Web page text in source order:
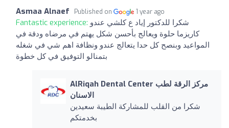
Asmaa Alnaef Published on 1 year ago
Fantastic experience: شكرا للدكتور إياد ع كلشي عندو
كاريزما حلوة ويعالج بأحسن شكل يهتم في مرضاه ودقة في
المواعيد وبنصح كل حدا يتعالج عندو ونظافة اهم شي في شغله
بتمنالو التوفيق في كل خطوة
AlRiqah Dental Center مركز الرقة لطب
الاسنان
شكرا من القلب للمشاركة الطيبة سعيدين
بخدمتكم